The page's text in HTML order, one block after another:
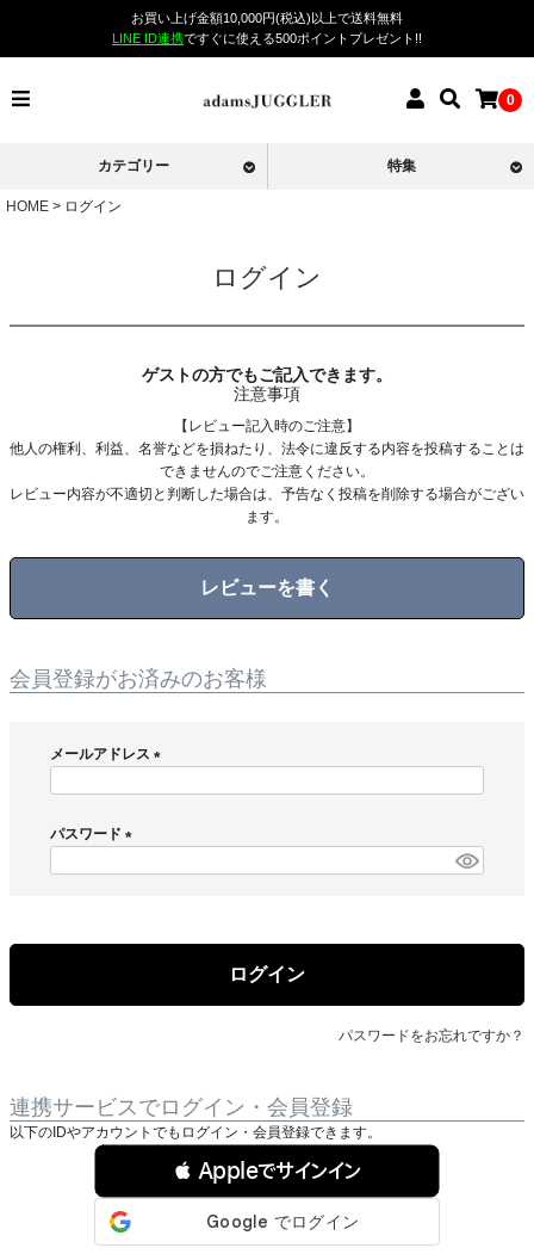
お買い上げ金額10,000円(税込)以上で送料無料
LINE ID連携ですぐに使える500ポイントプレゼント!!
0
カテゴリー 特集
HOME ログイン
ログイン
ゲストの方でもご記入できます。
注意事項
【レビュー記入時のご注意】
他人の権利、利益、名誉などを損ねたり、法令に違反する内容を投稿することは
できませんのでご注意ください。
レビュー内容が不適切と判断した場合は、予告なく投稿を削除する場合がござい
ます。
レビューを書く
会員登録がお済みのお客様
メールアドレス
)
パスワード
ログイン
パスワードをお忘れですか？
連携サービスでログイン・会員登録
以下のIDやアカウントでもログイン・会員登録できます。
 Appleでサインイン